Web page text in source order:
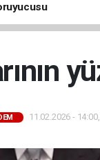
11.02.2026 -